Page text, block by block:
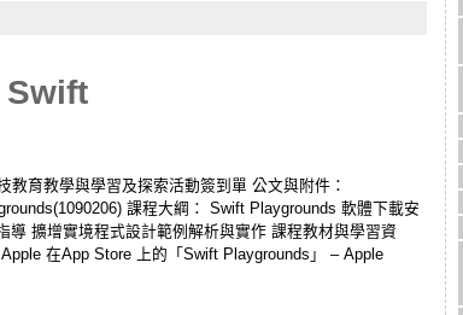
Swift
教育教學與學習及探索活動簽到單 公文與附件：
課程大綱： Swift Playgrounds 軟體下載安
擴增實境程式設計範例解析與實作 課程教材與學習資
在App Store 上的「Swift Playgrounds」 – Apple